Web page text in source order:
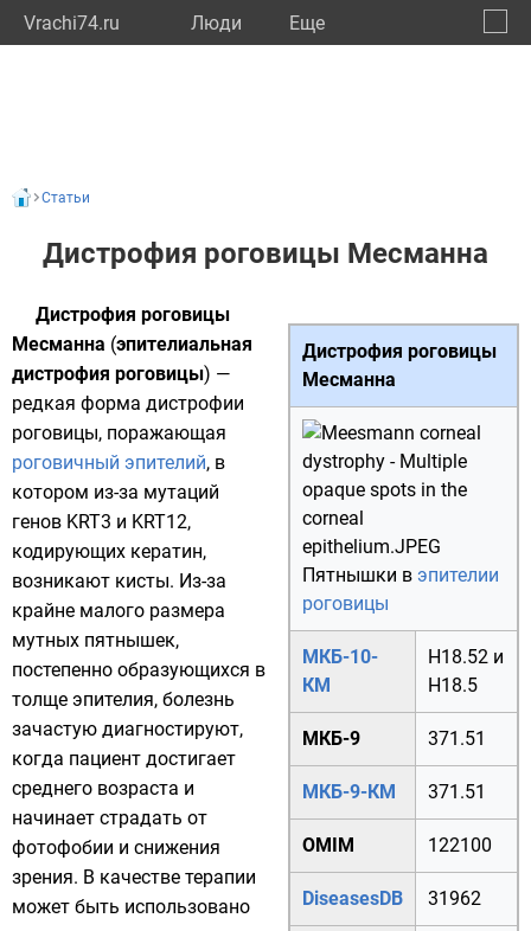
Vrachi74.ru Люди Eще
Статьи
Дистрофия роговицы Месманна
Дистрофия роговицы
Месманна
Пятнышки в эпителии
роговицы
МКБ-10-
КМ
H18.52 и
H18.5
МКБ-9 371.51
МКБ-9-КМ 371.51
OMIM 122100
DiseasesDB 31962
Дистрофия роговицы
Месманна (эпителиальная
дистрофия роговицы) —
редкая форма дистрофии
роговицы, поражающая
роговичный эпителий, в
котором из-за мутаций
генов KRT3 и KRT12,
кодирующих кератин,
возникают кисты. Из-за
крайне малого размера
мутных пятнышек,
постепенно образующихся в
толще эпителия, болезнь
зачастую диагностируют,
когда пациент достигает
среднего возраста и
начинает страдать от
фотофобии и снижения
зрения. В качестве терапии
может быть использовано